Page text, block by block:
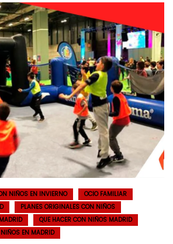
NIÑOS EN INVIERNO
OCIO FAMILIAR
PLANES ORIGINALES CON NIÑOS
QUE HACER CON NIÑOS MADRID
EN MADRID